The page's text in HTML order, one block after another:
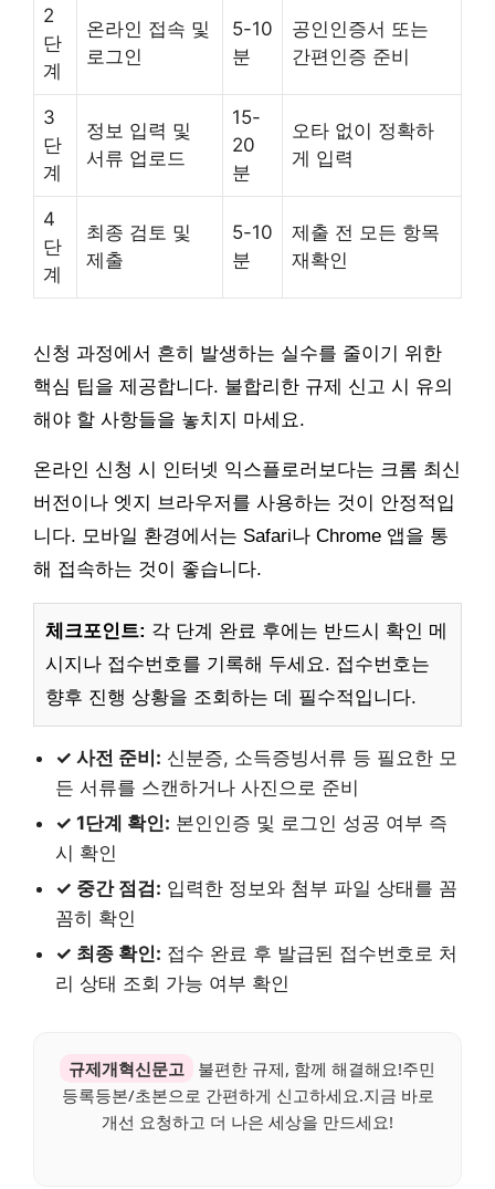
2
단
계
온라인 접속 및
로그인
5-10
분
공인인증서 또는
간편인증 준비
3
단
계
정보 입력 및
서류 업로드
15-
20
분
오타 없이 정확하
게 입력
4
단
계
최종 검토 및
제출
5-10
분
제출 전 모든 항목
재확인
신청 과정에서 흔히 발생하는 실수를 줄이기 위한
핵심 팁을 제공합니다. 불합리한 규제 신고 시 유의
해야 할 사항들을 놓치지 마세요.
온라인 신청 시 인터넷 익스플로러보다는 크롬 최신
버전이나 엣지 브라우저를 사용하는 것이 안정적입
니다. 모바일 환경에서는 Safari나 Chrome 앱을 통
해 접속하는 것이 좋습니다.
체크포인트: 각 단계 완료 후에는 반드시 확인 메
시지나 접수번호를 기록해 두세요. 접수번호는
향후 진행 상황을 조회하는 데 필수적입니다.
✓ 사전 준비: 신분증, 소득증빙서류 등 필요한 모
든 서류를 스캔하거나 사진으로 준비
✓ 1단계 확인: 본인인증 및 로그인 성공 여부 즉
시 확인
✓ 중간 점검: 입력한 정보와 첨부 파일 상태를 꼼
꼼히 확인
✓ 최종 확인: 접수 완료 후 발급된 접수번호로 처
리 상태 조회 가능 여부 확인
규제개혁신문고
불편한 규제, 함께 해결해요!주민
등록등본/초본으로 간편하게 신고하세요.지금 바로
개선 요청하고 더 나은 세상을 만드세요!